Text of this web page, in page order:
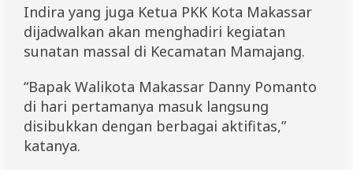
Indira yang juga Ketua PKK Kota Makassar
dijadwalkan akan menghadiri kegiatan
sunatan massal di Kecamatan Mamajang.
“Bapak Walikota Makassar Danny Pomanto
di hari pertamanya masuk langsung
disibukkan dengan berbagai aktifitas,”
katanya.